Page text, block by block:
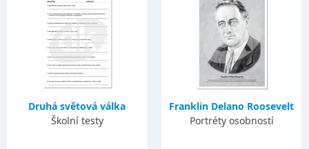
Druhá světová válka
Školní testy
Franklin Delano Roosevelt
Portréty osobností